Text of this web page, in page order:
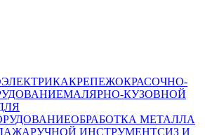
КРЕПЕЖОКРАСОЧНО-
МАЛЯРНО-КУЗОВНОЙ
ОБРАБОТКА МЕТАЛЛА
РУЧНОЙ ИНСТРУМЕНТСИЗ И